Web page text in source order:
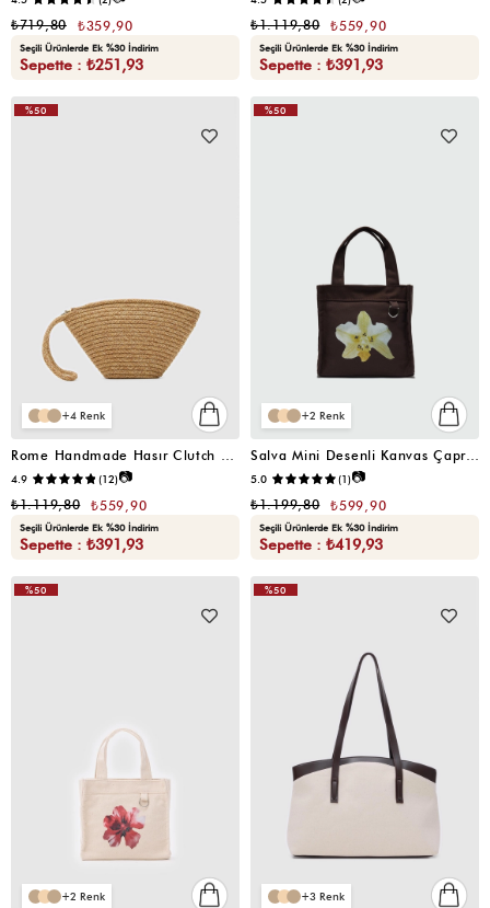
₺359,90
₺719,80
Seçili Ürünlerde Ek %30 İndirim
Sepette : ₺251,93
₺559,90
₺1.119,80
Seçili Ürünlerde Ek %30 İndirim
Sepette : ₺391,93
4
Rome Handmade Hasır Clutch Çanta Vizon
4.9 (12)📷
₺559,90
₺1.119,80
Seçili Ürünlerde Ek %30 İndirim
Sepette : ₺391,93
%50
2
Salva Mini Desenli Kanvas Çapraz Çanta Kahverengi
5.0 (1)📷
₺599,90
₺1.199,80
Seçili Ürünlerde Ek %30 İndirim
Sepette : ₺419,93
%50
2
%50
3
%50